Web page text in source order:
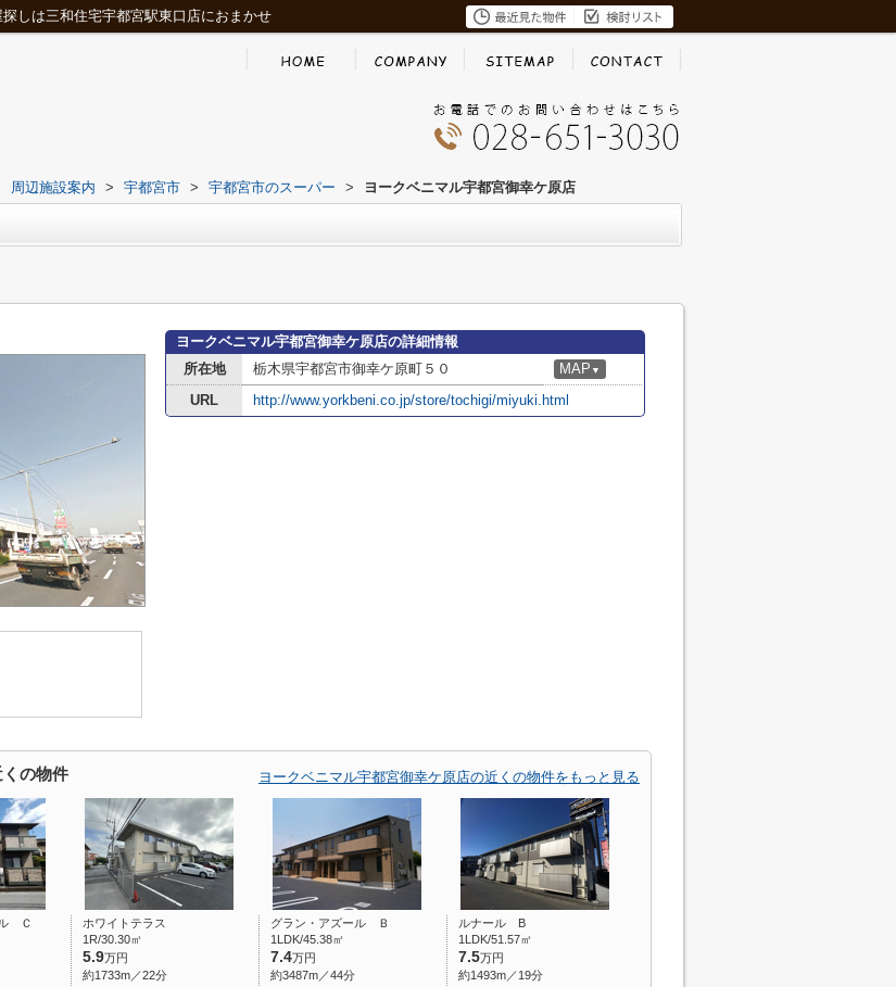
しは三和住宅宇都宮駅東口店におまかせ
周辺施設案内 > 宇都宮市 > 宇都宮市のスーパー > ヨークベニマル宇都宮御幸ケ原店
ヨークベニマル宇都宮御幸ケ原店の詳細情報
所在地
栃木県宇都宮市御幸ケ原町５０ MAP ▼
URL http://www.yorkbeni.co.jp/store/tochigi/miyuki.html
の物件 ヨークベニマル宇都宮御幸ケ原店の近くの物件をもっと見る
Ｃ
ホワイトテラス
1R/30.30㎡
5.9万円
約1733m／22分
グラン・アズール Ｂ
1LDK/45.38㎡
7.4万円
約3487m／44分
ルナール B
1LDK/51.57㎡
7.5万円
約1493m／19分